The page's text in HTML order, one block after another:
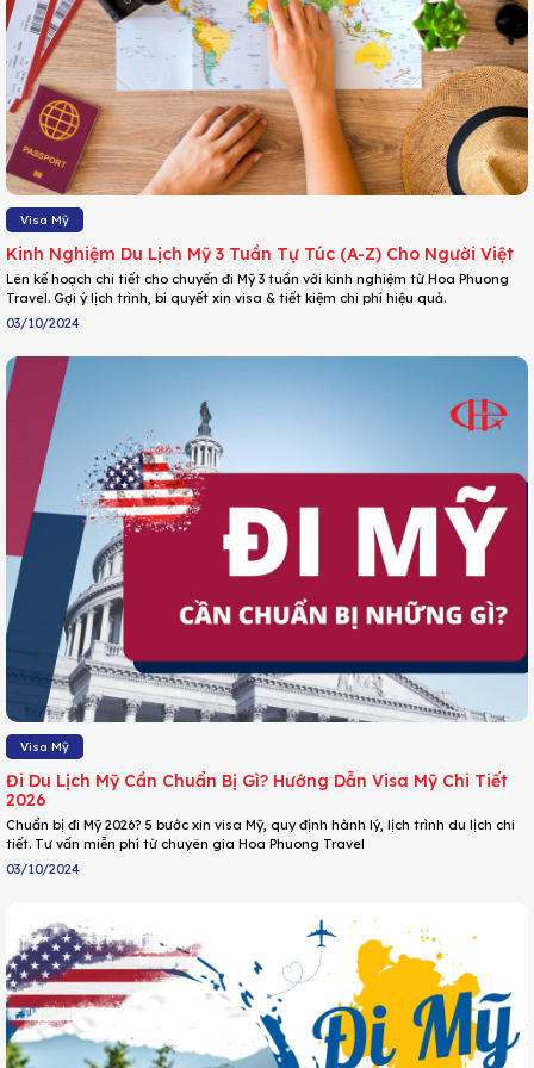
Visa Mỹ
Kinh Nghiệm Du Lịch Mỹ 3 Tuần Tự Túc (A-Z) Cho Người Việt
Lên kế hoạch chi tiết cho chuyến đi Mỹ 3 tuần với kinh nghiệm từ Hoa Phuong
Travel. Gợi ý lịch trình, bí quyết xin visa & tiết kiệm chi phí hiệu quả.
03/10/2024
Visa Mỹ
Đi Du Lịch Mỹ Cần Chuẩn Bị Gì? Hướng Dẫn Visa Mỹ Chi Tiết
2026
Chuẩn bị đi Mỹ 2026? 5 bước xin visa Mỹ, quy định hành lý, lịch trình du lịch chi
tiết. Tư vấn miễn phí từ chuyên gia Hoa Phuong Travel
03/10/2024